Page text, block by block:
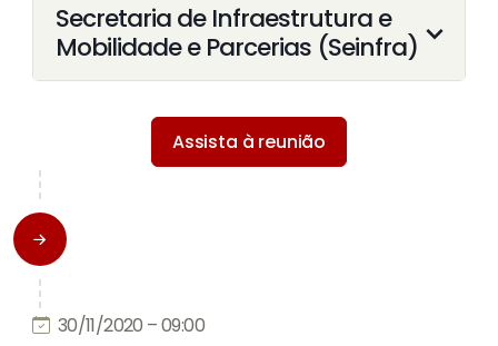
Secretaria de Infraestrutura e
Mobilidade e Parcerias (Seinfra)
Assista à reunião
30/11/2020 – 09:00